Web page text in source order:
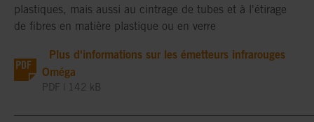
plastiques, mais aussi au cintrage de tubes et à l'étirage
de fibres en matière plastique ou en verre
Plus d'informations sur les émetteurs infrarouges
Oméga
PDF | 142 kB